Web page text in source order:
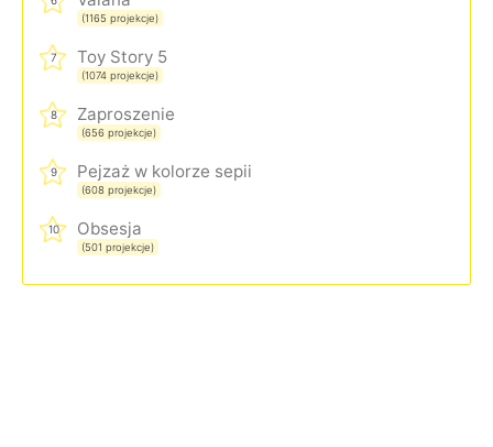
(1165 projekcje)
7 Toy Story 5
(1074 projekcje)
8 Zaproszenie
(656 projekcje)
9 Pejzaż w kolorze sepii
(608 projekcje)
10 Obsesja
(501 projekcje)